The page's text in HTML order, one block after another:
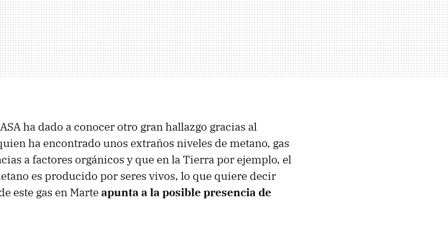
ha dado a conocer otro gran hallazgo gracias al
ha encontrado unos extraños niveles de metano, gas
a factores orgánicos y que en la Tierra por ejemplo, el
es producido por seres vivos, lo que quiere decir
este gas en Marteapunta a la posible presencia de